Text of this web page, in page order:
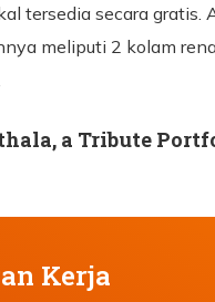
tersedia secara gratis.
meliputi 2 kolam
a Tribute
Kerja